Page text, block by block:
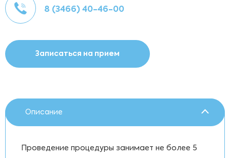
8 (3466) 40-46-00
Записаться на прием
Описание
Проведение процедуры занимает не более 5